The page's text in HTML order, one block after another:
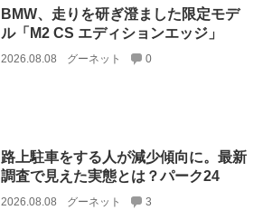
BMW、走りを研ぎ澄ました限定モデ
ル「M2 CS エディションエッジ」
2026.08.08 グーネット 0
路上駐車をする人が減少傾向に。最新
調査で見えた実態とは？パーク24
2026.08.08 グーネット 3